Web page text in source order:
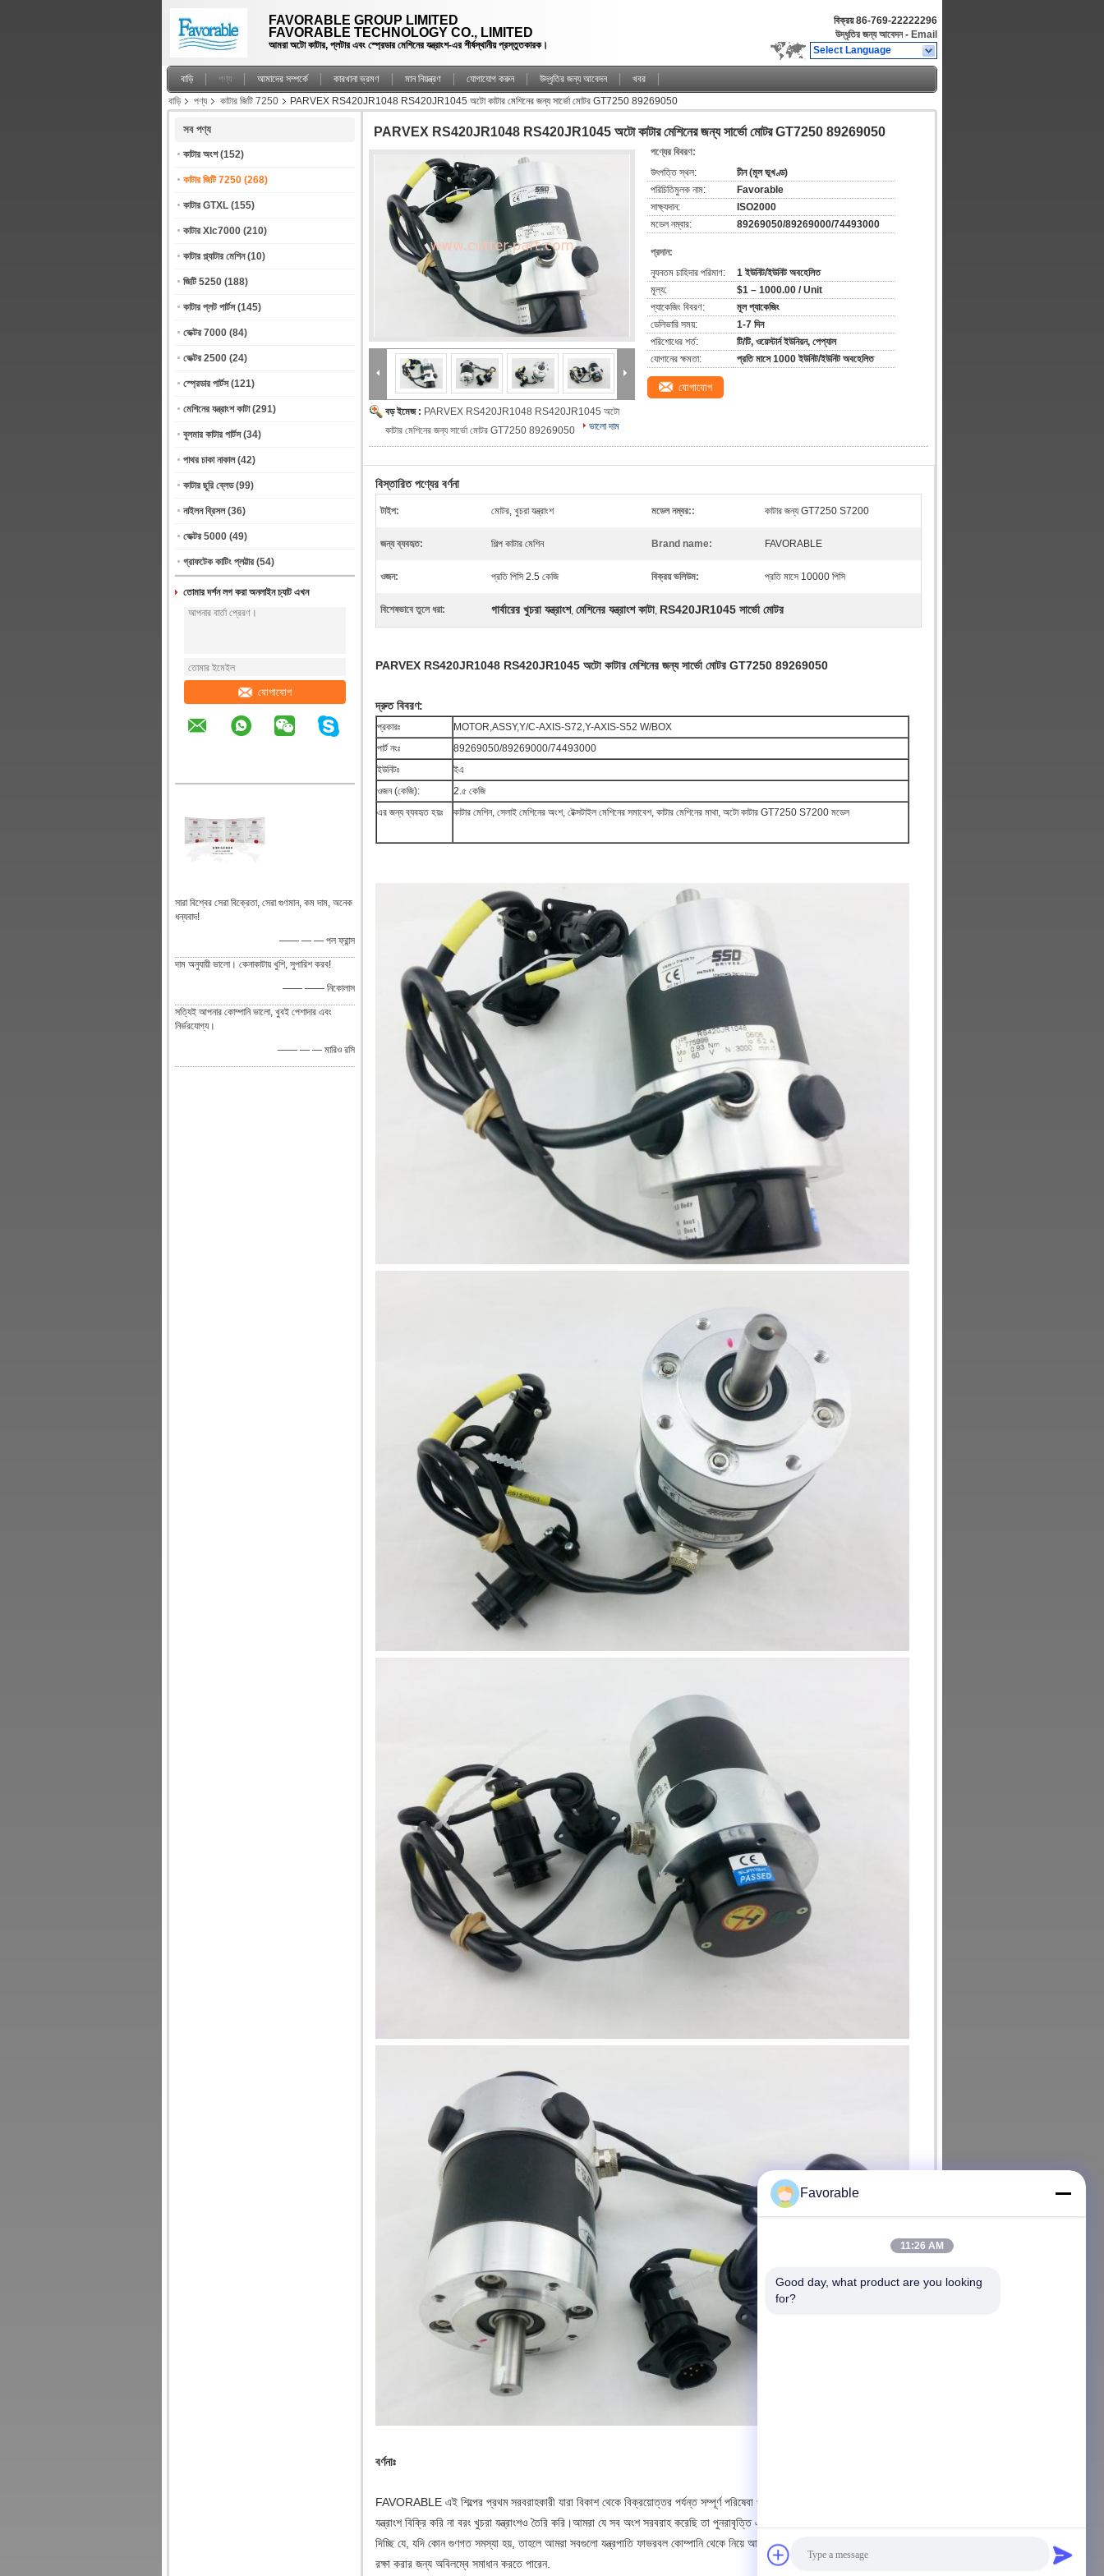
FAVORABLE GROUP LIMITED
FAVORABLE TECHNOLOGY CO., LIMITED
আমরা অটো কাটার, প্লটার এবং স্প্রেডার মেশিনের যন্ত্রাংশ-এর শীর্ষস্থানীয় প্রস্তুতকারক।
বিক্রয়86-769-22222296
উদ্ধৃতির জন্য আবেদন - Email
Select Language
বাড়ি পণ্য আমাদের সম্পর্কে কারখানা ভ্রমণ মান নিয়ন্ত্রণ যোগাযোগ করুন উদ্ধৃতির জন্য আবেদন
খবর
বাড়ি
পণ্য কাটার জিটি 7250 PARVEX RS420JR1048 RS420JR1045 অটো কাটার মেশিনের জন্য সার্ভো মোটর GT7250 89269050
সব পণ্য
কাটার অংশ (152)
কাটার জিটি 7250 (268)
কাটার GTXL (155)
কাটার Xlc7000 (210)
কাটার প্ল্যাটার মেশিন (10)
জিটি 5250 (188)
কাটার প্লট পার্টস (145)
ভেক্টর 7000 (84)
ভেক্টর 2500 (24)
স্প্রেডার পার্টস (121)
মেশিনের যন্ত্রাংশ কাটা (291)
বুলমার কাটার পার্টস (34)
পাথর চাকা নাকাল (42)
কাটার ছুরি ব্লেড (99)
নাইলন ব্রিসল (36)
ভেক্টর 5000 (49)
গ্রাফটেক কাটিং প্লট্টার (54)
তোমার দর্শন লগ করা অনলাইন চ্যাট এখন
যোগাযোগ
সারা বিশ্বের সেরা বিক্রেতা, সেরা গুণমান, কম দাম, অনেক
ধন্যবাদ!
—— — — পল ফ্রান্স
দাম অনুযায়ী ভালো। কেনাকাটায় খুশি, সুপারিশ করব!
—— —— নিকোলাস
সত্যিই আপনার কোম্পানি ভালো, খুবই পেশাদার এবং
নির্ভরযোগ্য।
—— — — মারিও রসি
PARVEX RS420JR1048 RS420JR1045 অটো কাটার মেশিনের জন্য সার্ভো মোটর GT7250 89269050
বড় ইমেজ : PARVEX RS420JR1048 RS420JR1045 অটো
কাটার মেশিনের জন্য সার্ভো মোটর GT7250 89269050
ভালো দাম
পণ্যের বিবরণ:
উৎপত্তি স্থল:
চীন (মূল ভূখণ্ড)
পরিচিতিমুলক নাম:
Favorable
সাক্ষ্যদান:
ISO2000
মডেল নম্বার:
89269050/89269000/74493000
প্রদান:
ন্যূনতম চাহিদার পরিমাণ:
1 ইউনিট/ইউনিট অবহেলিত
মূল্য:
$1 – 1000.00 / Unit
প্যাকেজিং বিবরণ:
মূল প্যাকেজিং
ডেলিভারি সময়:
1-7 দিন
পরিশোধের শর্ত:
টি/টি, ওয়েস্টার্ন ইউনিয়ন, পেপ্যাল
যোগানের ক্ষমতা:
প্রতি মাসে 1000 ইউনিট/ইউনিট অবহেলিত
যোগাযোগ
বিস্তারিত পণ্যের বর্ণনা
টাইপ: মোটর, খুচরা যন্ত্রাংশ মডেল নম্বর:: কাটার জন্য GT7250 S7200
জন্য ব্যবহৃত: শিল্প কাটার মেশিন Brand name: FAVORABLE
ওজন: প্রতি পিসি 2.5 কেজি বিক্রয় ভলিউম: প্রতি মাসে 10000 পিসি
বিশেষভাবে তুলে ধরা: গার্বারের খুচরা যন্ত্রাংশ, মেশিনের যন্ত্রাংশ কাটা, RS420JR1045 সার্ভো মোটর
PARVEX RS420JR1048 RS420JR1045 অটো কাটার মেশিনের জন্য সার্ভো মোটর GT7250 89269050
দ্রুত বিবরণ:
প্রকারঃ
MOTOR,ASSY,Y/C-AXIS-S72,Y-AXIS-S52 W/BOX
পার্ট নংঃ
89269050/89269000/74493000
ইউনিটঃ
ইএ
ওজন (কেজি):
2.৫ কেজি
এর জন্য ব্যবহৃত হয়ঃ
কাটার মেশিন, সেলাই মেশিনের অংশ, টেক্সটাইল মেশিনের সমাবেশ, কাটার মেশিনের মাথা, অটো কাটার GT7250 S7200 মডেল
বর্ণনাঃ
FAVORABLE এই শিল্পের প্রথম সরবরাহকারী যারা বিকাশ থেকে বিক্রয়োত্তর পর্যন্ত সম্পূর্ণ পরিষেবা প্রদান করতে পারে। আমরা শুধুমাত্র খুচরা
যন্ত্রাংশ বিক্রি করি না বরং খুচরা যন্ত্রাংশও তৈরি করি।আমরা যে সব অংশ সরবরাহ করেছি তা পুনরাবৃত্তি এবং কঠোর পরীক্ষার মাধ্যমেআমরা প্রতিশ্রুতি
দিচ্ছি যে, যদি কোন গুণগত সমস্যা হয়, তাহলে আমরা সবগুলো যন্ত্রপাতি ফাভরবল কোম্পানি থেকে নিয়ে আসব।টেকনিশিয়ান গ্রাহকের উৎপাদন দক্ষতা
রক্ষা করার জন্য অবিলম্বে সমাধান করতে পারেন.
Favorable
11:26 AM
Good day, what product are you looking
for?